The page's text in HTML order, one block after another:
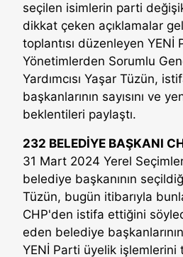
seçilen isimlerin parti
dikkat çeken açıklamalar
toplantısı düzenleyen YENİ
Yönetimlerden Sorumlu
Yardımcısı Yaşar Tüzün,
başkanlarının sayısını ve
beklentileri paylaştı.
232 BELEDİYE BAŞKANI
31 Mart 2024 Yerel
belediye başkanının
Tüzün, bugün itibarıyla
CHP'den istifa ettiğini
eden belediye
YENİ Parti üyelik işlemlerini